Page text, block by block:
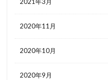
2021年3月
2020年11月
2020年10月
2020年9月